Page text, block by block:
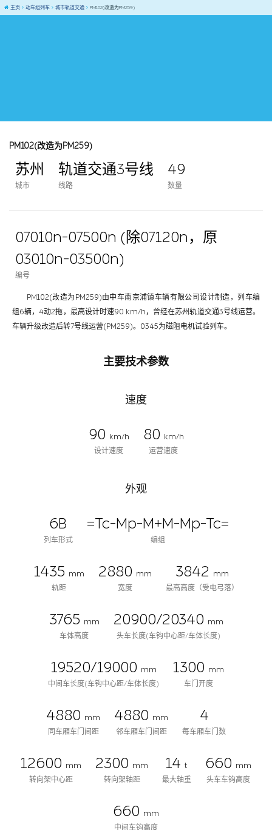
主页 动车组列车 城市轨道交通 PM102(改造为PM259)
PM102(改造为PM259)
苏州
城市
轨道交通3号线
线路
49
数量
07010n-07500n (除07120n，原
03010n-03500n)
编号
PM102(改造为PM259)由中车南京浦镇车辆有限公司设计制造，列车编
组6辆，4动2拖，最高设计时速90 km/h，曾经在苏州轨道交通3号线运营。
车辆升级改造后转7号线运营(PM259)。0345为磁阻电机试验列车。
主要技术参数
速度
90
km/h
设计速度
80
km/h
运营速度
外观
6B
列车形式
=Tc-Mp-M+M-Mp-Tc=
编组
1435 mm
轨距
2880 mm
宽度
3842
mm
最高高度（受电弓落）
3765 mm
车体高度
20900/20340 mm
头车长度(车钩中心距/车体长度)
19520/19000 mm
中间车长度(车钩中心距/车体长度)
1300 mm
车门开度
4880 mm
同车厢车门间距
4880 mm
邻车厢车门间距
4
每车厢车门数
12600 mm
转向架中心距
2300 mm
转向架轴距
14 t
最大轴重
660 mm
头车车钩高度
660 mm
中间车钩高度